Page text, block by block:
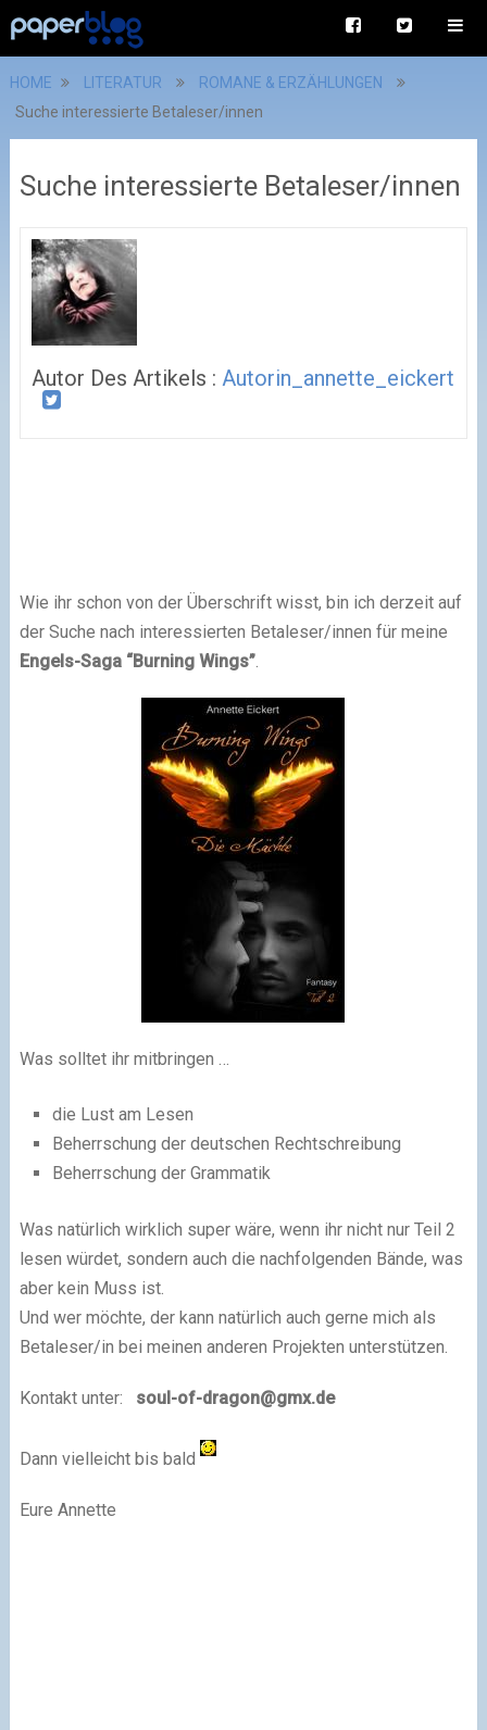
HOME LITERATUR
ROMANE & ERZÄHLUNGEN
Suche interessierte Betaleser/innen
Suche interessierte Betaleser/innen
Autor Des Artikels : Autorin_annette_eickert
Wie ihr schon von der Überschrift wisst, bin ich derzeit auf
der Suche nach interessierten Betaleser/innen für meine
Engels-Saga “Burning Wings”.
Was solltet ihr mitbringen …
die Lust am Lesen
Beherrschung der deutschen Rechtschreibung
Beherrschung der Grammatik
Was natürlich wirklich super wäre, wenn ihr nicht nur Teil 2
lesen würdet, sondern auch die nachfolgenden Bände, was
aber kein Muss ist.
Und wer möchte, der kann natürlich auch gerne mich als
Betaleser/in bei meinen anderen Projekten unterstützen.
Kontakt unter: soul-of-dragon@gmx.de
Dann vielleicht bis bald
Eure Annette